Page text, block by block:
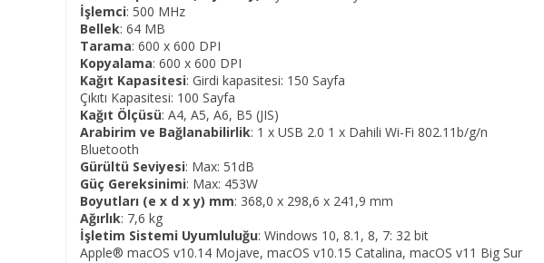
İşlemci: 500 MHz
Bellek: 64 MB
Tarama: 600 x 600 DPI
Kopyalama: 600 x 600 DPI
Kağıt Kapasitesi: Girdi kapasitesi: 150 Sayfa
Çıkıtı Kapasitesi: 100 Sayfa
Kağıt Ölçüsü: A4, A5, A6, B5 (JIS)
Arabirim ve Bağlanabilirlik: 1 x USB 2.0 1 x Dahili Wi-Fi 802.11b/g/n
Bluetooth
Gürültü Seviyesi: Max: 51dB
Güç Gereksinimi: Max: 453W
Boyutları (e x d x y) mm: 368,0 x 298,6 x 241,9 mm
Ağırlık: 7,6 kg
İşletim Sistemi Uyumluluğu: Windows 10, 8.1, 8, 7: 32 bit
Apple® macOS v10.14 Mojave, macOS v10.15 Catalina, macOS v11 Big Sur